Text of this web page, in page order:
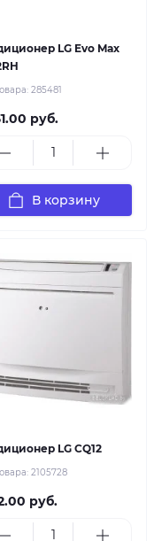
LG Evo Max
285481
руб.
В корзину
LG CQ12
2105728
руб.